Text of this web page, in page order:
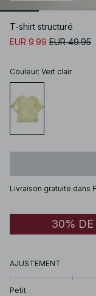
T-shirt structuré
EUR 9.99 EUR 49.95
Couleur: Vert clair
Livraison gratuite dans
30% DE
AJUSTEMENT
Petit